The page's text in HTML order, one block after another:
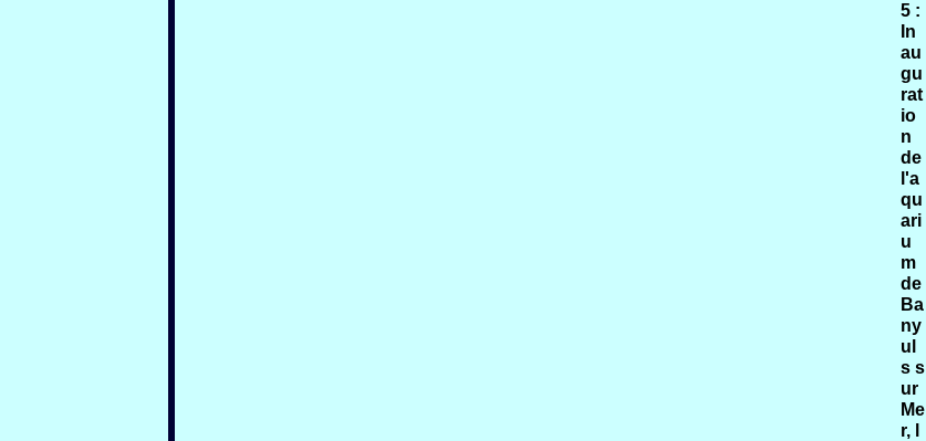
5 :
In
au
gu
rat
io
n
de
l'a
qu
ari
u
m
de
Ba
ny
ul
s s
ur
Me
r, l